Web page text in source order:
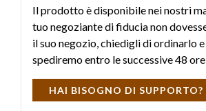
Il prodotto è disponibile nei nostri
tuo negoziante di fiducia non
il suo negozio, chiedigli di ordinarlo
spediremo entro le successive 48
HAI BISOGNO DI SUPPORTO?